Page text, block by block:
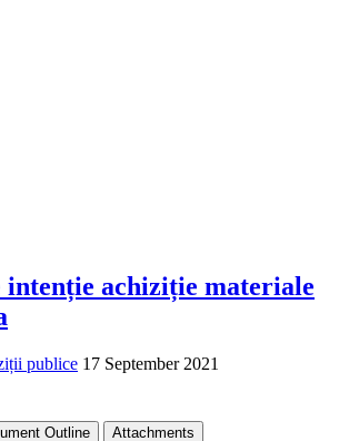
intenție achiziție materiale
publice 17 September 2021